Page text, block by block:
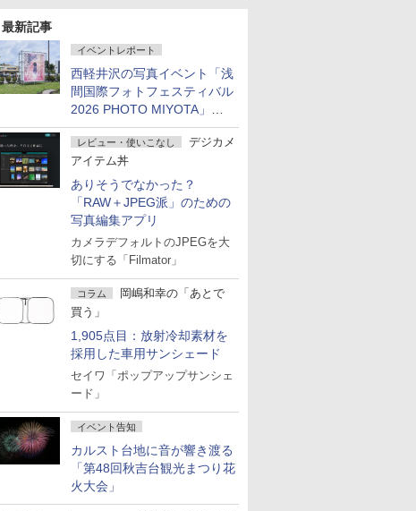
最新記事
イベントレポート
西軽井沢の写真イベント「浅
間国際フォトフェスティバル
2026 PHOTO MIYOTA」が
開幕
レビュー・使いこなし
デジカメ
アイテム丼
ありそうでなかった？
「RAW＋JPEG派」のための
写真編集アプリ
カメラデフォルトのJPEGを大
切にする「Filmator」
コラム
岡嶋和幸の「あとで
買う」
1,905点目：放射冷却素材を
採用した車用サンシェード
セイワ「ポップアップサンシェ
ード」
イベント告知
カルスト台地に音が響き渡る
「第48回秋吉台観光まつり花
火大会」